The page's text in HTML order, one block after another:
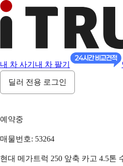
내 차 사기 내 차 팔기
딜러 전용 로그인
예약중
매물번호: 53264
현대 메가트럭 250 앞축 카고 4.5톤